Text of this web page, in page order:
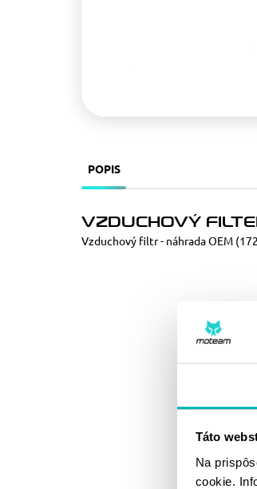
Táto
Na
cookie.
POPIS
VZDUCHOVÝ
Vzduchový filtr - náhrada OEM